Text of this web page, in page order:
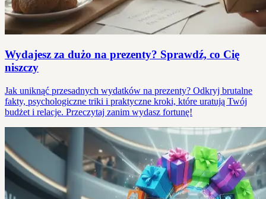
Wydajesz za dużo na prezenty? Sprawdź, co Cię
niszczy
Jak uniknąć przesadnych wydatków na prezenty? Odkryj brutalne
fakty, psychologiczne triki i praktyczne kroki, które uratują Twój
budżet i relacje. Przeczytaj zanim wydasz fortunę!